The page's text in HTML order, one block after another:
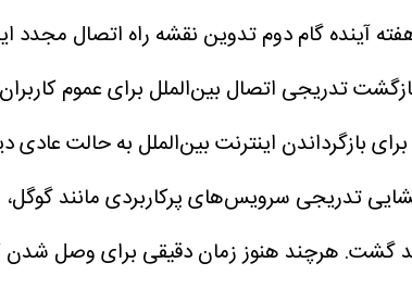
آیندهگام دوم تدوین نقشه راه اتصال مجدد
تدریجی اتصال بین‌الملل برای عموم کاربران
بازگرداندن اینترنت بین‌الملل به حالت
تدریجی سرویس‌های پرکاربردی مانند
گشت. هرچند هنوز زمان دقیقی برای وصل شدن